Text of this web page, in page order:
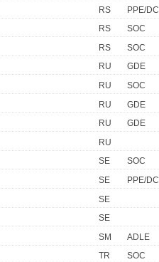
RS
PPE/DC
RS
SOC
RS
SOC
RU
GDE
RU
SOC
RU
GDE
RU
GDE
RU
SE
SOC
SE
PPE/DC
SE
SE
SM
ADLE
TR
SOC